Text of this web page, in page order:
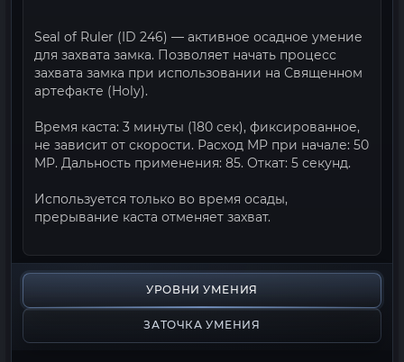
Seal of Ruler (ID 246) — активное осадное умение
для захвата замка. Позволяет начать процесс
захвата замка при использовании на Священном
артефакте (Holy).
Время каста: 3 минуты (180 сек), фиксированное,
не зависит от скорости. Расход MP при начале: 50
MP. Дальность применения: 85. Откат: 5 секунд.
Используется только во время осады,
прерывание каста отменяет захват.
УРОВНИ УМЕНИЯ
ЗАТОЧКА УМЕНИЯ